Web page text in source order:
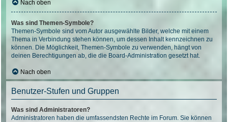
Nach oben
Was sind Themen-Symbole?
Themen-Symbole sind vom Autor ausgewählte Bilder, welche mit einem
Thema in Verbindung stehen können, um dessen Inhalt kennzeichnen zu
können. Die Möglichkeit, Themen-Symbole zu verwenden, hängt von
deinen Berechtigungen ab, die die Board-Administration gesetzt hat.
Nach oben
Benutzer-Stufen und Gruppen
Was sind Administratoren?
Administratoren haben die umfassendsten Rechte im Forum. Sie können